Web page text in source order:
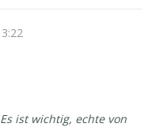
ist wichtig, echte von